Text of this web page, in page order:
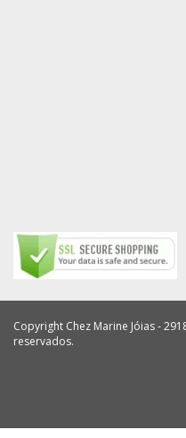
Copyright Chez Marine Jóias -
reservados.